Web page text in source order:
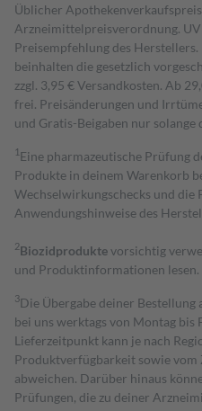
Üblicher
Arzneimittelpreisverordnung.
Preisempfehlung des Herstellers.
beinhalten die gesetzlich
zzgl. 3,95 € Versandkosten. Ab
frei. Preisänderungen und
und Gratis-Beigaben nur
1 Eine pharmazeutische Prüfung
Produkte in deinem Warenkorb
Wechselwirkungschecks und die
Anwendungshinweise des
2Biozidproduktevorsichtig
und Produktinformationen lesen.
3Die Übergabe deiner
bei uns werktags von Montag bis
Lieferzeitpunkt kann je nach
Produktverfügbarkeit sowie vom
abweichen. Darüber hinaus
Prüfungen, die zu deiner